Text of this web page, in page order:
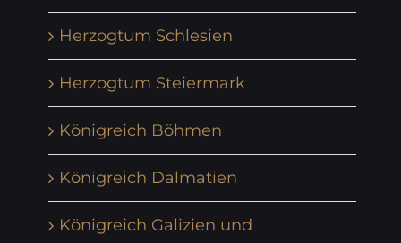
Herzogtum Schlesien
Herzogtum Steiermark
Königreich Böhmen
Königreich Dalmatien
Königreich Galizien und